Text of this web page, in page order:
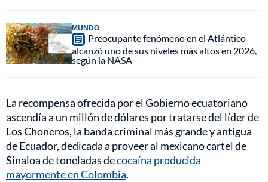
MUNDO
Preocupante fenómeno en el Atlántico
alcanzó uno de sus niveles más altos en 2026,
según la NASA
La recompensa ofrecida por el Gobierno ecuatoriano
ascendía a un millón de dólares por tratarse del líder de
Los Choneros, la banda criminal más grande y antigua
de Ecuador, dedicada a proveer al mexicano cartel de
Sinaloa de toneladas decocaína producida
mayormente en Colombia.